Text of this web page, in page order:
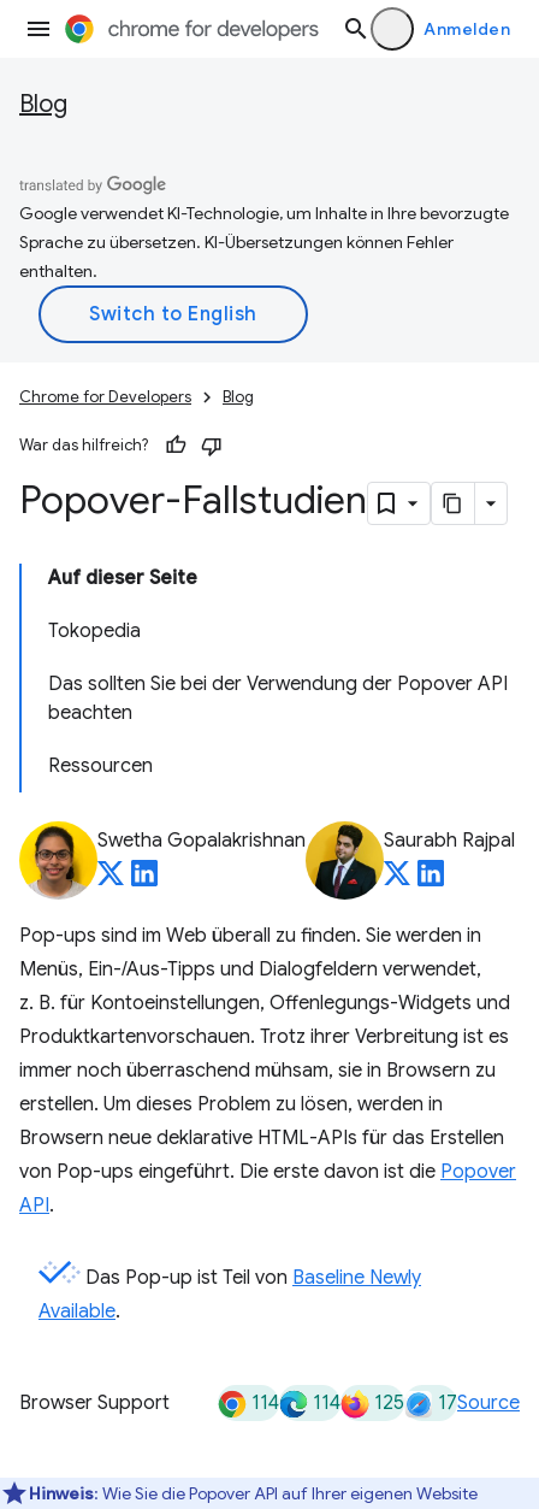
Anmelden
Blog
Google verwendet KI-Technologie, um Inhalte in Ihre bevorzugte
Sprache zu übersetzen. KI-Übersetzungen können Fehler
enthalten.
Chrome for Developers Blog
War das hilfreich?
Popover-Fallstudien
Auf dieser Seite
Tokopedia
Das sollten Sie bei der Verwendung der Popover API
beachten
Ressourcen
Swetha Gopalakrishnan Saurabh Rajpal
Pop-ups sind im Web überall zu finden. Sie werden in
Menüs, Ein-/Aus-Tipps und Dialogfeldern verwendet,
z. B. für Kontoeinstellungen, Offenlegungs-Widgets und
Produktkartenvorschauen. Trotz ihrer Verbreitung ist es
immer noch überraschend mühsam, sie in Browsern zu
erstellen. Um dieses Problem zu lösen, werden in
Browsern neue deklarative HTML-APIs für das Erstellen
von Pop-ups eingeführt. Die erste davon ist die Popover
API.
Das Pop-up ist Teil von Baseline Newly
Available.
Browser Support 114 114 125 17Source
Hinweis: Wie Sie die Popover API auf Ihrer eigenen Website